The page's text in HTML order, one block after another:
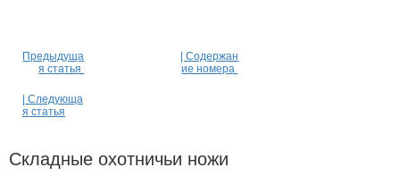
Предыдуща
я статья
| Содержан
ие номера
| Следующа
я статья
Складные охотничьи ножи